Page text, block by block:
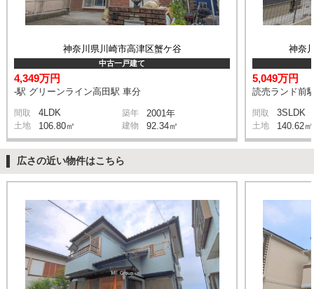
神奈川県川崎市高津区蟹ケ谷
中古一戸建て
4,349万円
-駅 グリーンライン高田駅 車分
間取 4LDK 築年 2001年
土地 106.80㎡ 建物 92.34㎡
神奈
5,049万円
読売ランド前
間取 3SLDK
土地 140.62㎡
広さの近い物件はこちら